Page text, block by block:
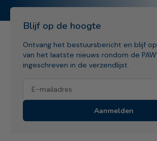
Blijf op de hoogte
Ontvang het bestuursbericht en blijf
van het laatste nieuws rondom de
ingeschreven in de verzendlijst.
Aanmelden